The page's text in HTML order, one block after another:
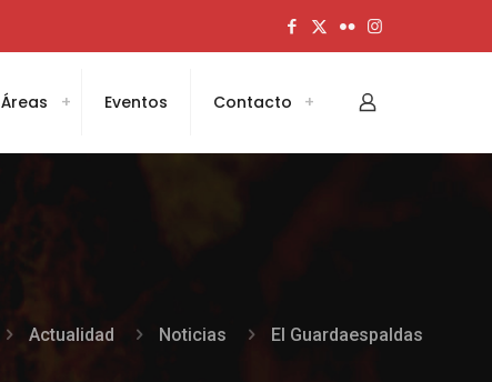
Áreas Eventos Contacto
Actualidad Noticias El Guardaespaldas